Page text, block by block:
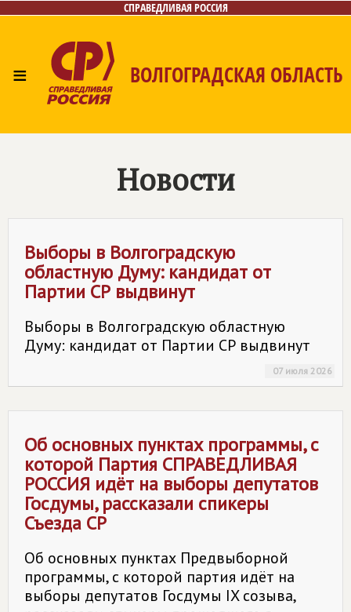
СПРАВЕДЛИВАЯ РОССИЯ
≡ ВОЛГОГРАДСКАЯ ОБЛАСТЬ
Новости
Выборы в Волгоградскую
областную Думу: кандидат от
Партии СР выдвинут
Выборы в Волгоградскую областную
Думу: кандидат от Партии СР выдвинут
07 июля 2026
Об основных пунктах программы, с
которой Партия СПРАВЕДЛИВАЯ
РОССИЯ идёт на выборы депутатов
Госдумы, рассказали спикеры
Съезда СР
Об основных пунктах Предвыборной
программы, с которой партия идёт на
выборы депутатов Госдумы IX созыва,